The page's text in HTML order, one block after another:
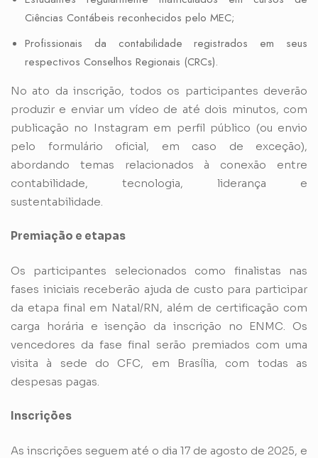
Ciências Contábeis reconhecidos pelo MEC;
Profissionais da contabilidade registrados em seus
respectivos Conselhos Regionais (CRCs).
No ato da inscrição, todos os participantes deverão
produzir e enviar um vídeo de até dois minutos, com
publicação no Instagram em perfil público (ou envio
pelo formulário oficial, em caso de exceção),
abordando temas relacionados à conexão entre
contabilidade, tecnologia, liderança e
sustentabilidade.
Premiação e etapas
Os participantes selecionados como finalistas nas
fases iniciais receberão ajuda de custo para participar
da etapa final em Natal/RN, além de certificação com
carga horária e isenção da inscrição no ENMC. Os
vencedores da fase final serão premiados com uma
visita à sede do CFC, em Brasília, com todas as
despesas pagas.
Inscrições
As inscrições seguem até o dia 17 de agosto de 2025, e